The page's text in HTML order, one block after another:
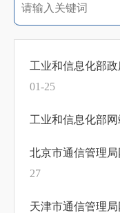
工业和信息化部
01-25
工业和信息化部
北京市通信管理
27
天津市通信管理